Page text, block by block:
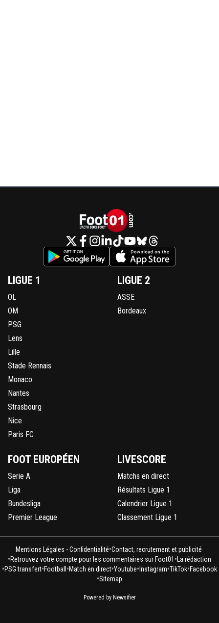
LIGUE 1
OL
OM
PSG
Lens
Lille
Stade Rennais
Monaco
Nantes
Strasbourg
Nice
Paris FC
LIGUE 2
ASSE
Bordeaux
FOOT EUROPÉEN
Serie A
Liga
Bundesliga
Premier League
LIVESCORE
Matchs en direct
Résultats Ligue 1
Calendrier Ligue 1
Classement Ligue 1
Mentions Légales - Confidentialité•Contact, recrutement et publicité
•Retrouvez votre compte pour les commentaires sur Foot01 • La rédaction
•PSG transfert•Football •Match en direct•Youtube• Instagram•TikTok•Facebook
•Sitemap
Powered by Newsifier